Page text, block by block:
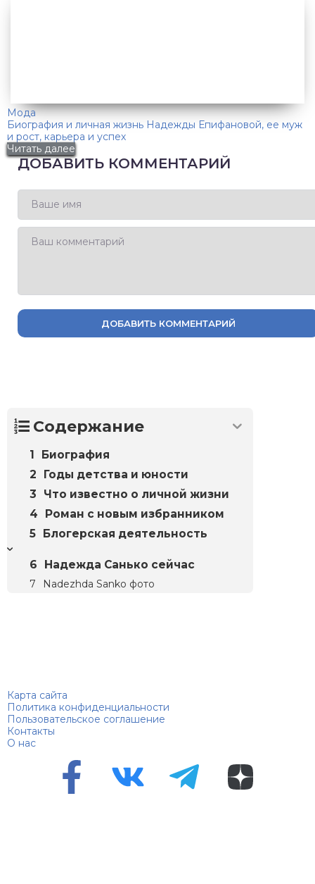
Мода
Биография и личная жизнь Надежды Епифановой, ее муж
и рост, карьера и успех
Читать далее
ДОБАВИТЬ КОММЕНТАРИЙ
ДОБАВИТЬ КОММЕНТАРИЙ
Содержание
Биография
Годы детства и юности
Что известно о личной жизни
Роман с новым избранником
Блогерская деятельность
Надежда Санько сейчас
Nadezhda Sanko фото
Карта сайта
Политика конфиденциальности
Пользовательское соглашение
Контакты
О нас